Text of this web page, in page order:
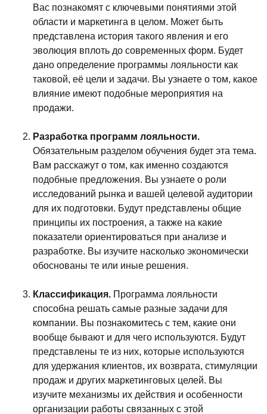
Вас познакомят с ключевыми понятиями этой
области и маркетинга в целом. Может быть
представлена история такого явления и его
эволюция вплоть до современных форм. Будет
дано определение программы лояльности как
таковой, её цели и задачи. Вы узнаете о том, какое
влияние имеют подобные мероприятия на
продажи.
Разработка программ лояльности.
Обязательным разделом обучения будет эта тема.
Вам расскажут о том, как именно создаются
подобные предложения. Вы узнаете о роли
исследований рынка и вашей целевой аудитории
для их подготовки. Будут представлены общие
принципы их построения, а также на какие
показатели ориентироваться при анализе и
разработке. Вы изучите насколько экономически
обоснованы те или иные решения.
Классификация. Программа лояльности
способна решать самые разные задачи для
компании. Вы познакомитесь с тем, какие они
вообще бывают и для чего используются. Будут
представлены те из них, которые используются
для удержания клиентов, их возврата, стимуляции
продаж и других маркетинговых целей. Вы
изучите механизмы их действия и особенности
организации работы связанных с этой